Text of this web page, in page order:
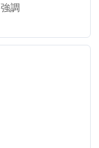
調